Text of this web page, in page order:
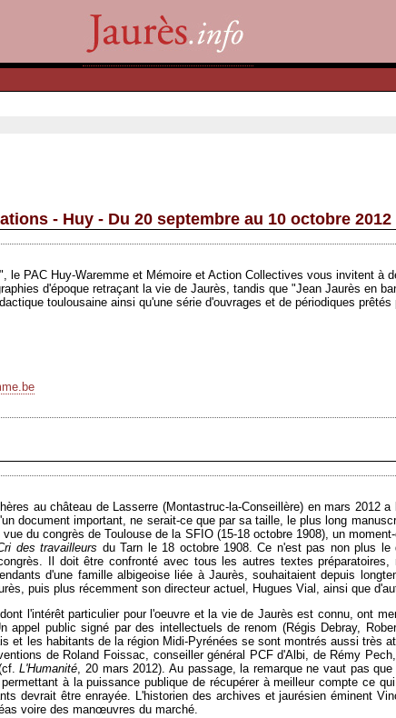
- Huy - Du 20 septembre au 10 octobre 2012
le PAC Huy-Waremme et Mémoire et Action Collectives vous invitent à
d'époque retraçant la vie de Jaurès, tandis que "Jean Jaurès en
toulousaine ainsi qu'une série d'ouvrages et de périodiques
au château de Lasserre (Montastruc-la-Conseillère) en mars 2012
document important, ne serait-ce que par sa taille, le plus long
du congrès de Toulouse de la SFIO (15-18 octobre 1908), un
des travailleurs du Tarn le 18 octobre 1908. Ce n'est pas non plus
Il doit être confronté avec tous les autres textes
d'une famille albigeoise liée à Jaurès, souhaitaient depuis
puis plus récemment son directeur actuel, Hugues Vial, ainsi que
l'intérêt particulier pour l'oeuvre et la vie de Jaurès est connu, ont
appel public signé par des intellectuels de renom (Régis Debray,
et les habitants de la région Midi-Pyrénées se sont montrés aussi très
de Roland Foissac, conseiller général PCF d'Albi, de Rémy
(cf.L'Humanité, 20 mars 2012). Au passage, la remarque ne vaut pas
à la puissance publique de récupérer à meilleur compte ce
devrait être enrayée. L'historien des archives et jaurésien éminent
voire des manœuvres du marché.